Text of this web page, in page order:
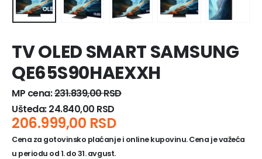
TV OLED SMART SAMSUNG
QE65S90HAEXXH
MP cena:231.839,00RSD
Ušteda:24.840,00 RSD
206.999,00 RSD
Cena za gotovinsko plaćanje i online kupovinu. Cena je važeća
u periodu od 1. do 31. avgust.